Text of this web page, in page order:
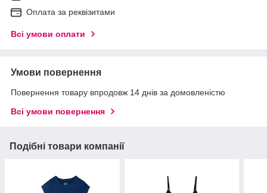
Оплата за реквізитами
Всі умови оплати
Умови повернення
Повернення товару впродовж 14 днів за домовленістю
Всі умови повернення
Подібні товари компанії